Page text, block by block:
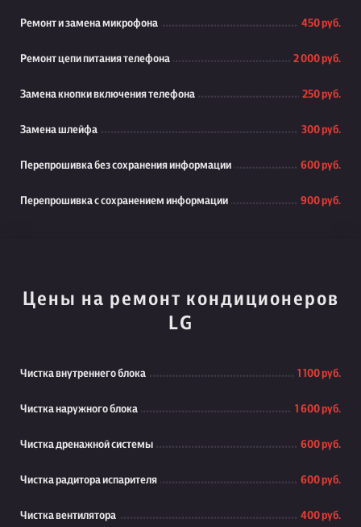
Ремонт и замена микрофона 450 руб.
Ремонт цепи питания телефона 2 000 руб.
Замена кнопки включения телефона 250 руб.
Замена шлейфа 300 руб.
Перепрошивка без сохранения информации 600 руб.
Перепрошивка с сохранением информации 900 руб.
Цены на ремонт кондиционеров
LG
Чистка внутреннего блока 1 100 руб.
Чистка наружного блока 1 600 руб.
Чистка дренажной системы 600 руб.
Чистка радитора испарителя 600 руб.
Чистка вентилятора 400 руб.